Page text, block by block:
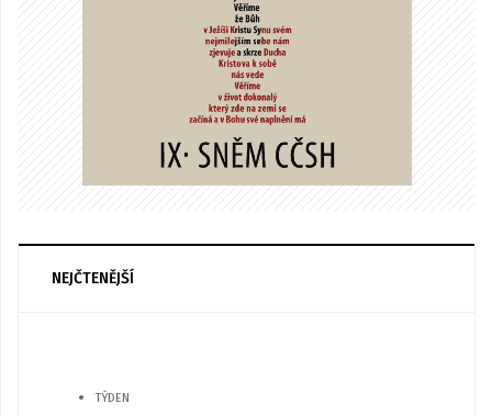
NEJČTENĚJŠÍ
TÝDEN